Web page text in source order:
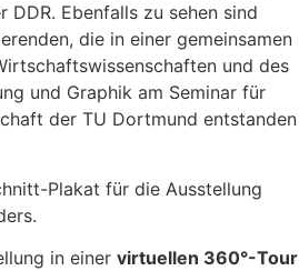
DDR. Ebenfalls zu sehen sind
die in einer ge­mein­samen
und des
und Graphik am Seminar für
der TU Dort­mund ent­stan­den
Plakat für die Ausstellung
in einer virtuellen 360°-Tour